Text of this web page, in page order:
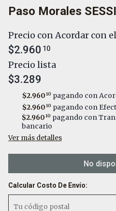
Paso Morales
Precio con Acordar con
$2.960 10
Precio lista
$3.289
$2.96010 pagando con
$2.96010 pagando con
$2.96010 pagando con
bancario
Ver más detalles
No
Calcular Costo De Envío: